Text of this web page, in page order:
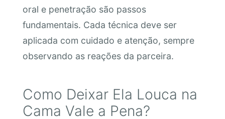
oral e penetração são passos
fundamentais. Cada técnica deve ser
aplicada com cuidado e atenção, sempre
observando as reações da parceira.
Como Deixar Ela Louca na
Cama Vale a Pena?